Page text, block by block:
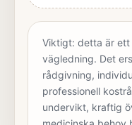
Viktigt: detta är
vägledning. Det
rådgivning,
professionell
undervikt, kraftig